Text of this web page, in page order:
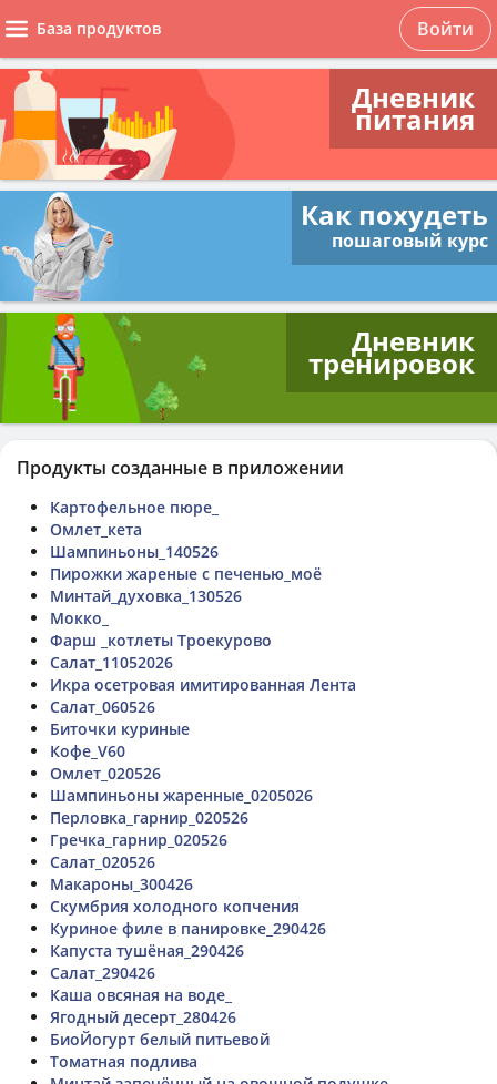
База продуктов Войти
Дневник
питания
Как похудеть
пошаговый курс
Дневник
тренировок
Продукты созданные в приложении
Картофельное пюре_
Омлет_кета
Шампиньоны_140526
Пирожки жареные с печенью_моё
Минтай_духовка_130526
Мокко_
Фарш _котлеты Троекурово
Салат_11052026
Икра осетровая имитированная Лента
Салат_060526
Биточки куриные
Кофе_V60
Омлет_020526
Шампиньоны жаренные_0205026
Перловка_гарнир_020526
Гречка_гарнир_020526
Салат_020526
Макароны_300426
Скумбрия холодного копчения
Куриное филе в панировке_290426
Капуста тушёная_290426
Салат_290426
Каша овсяная на воде_
Ягодный десерт_280426
БиоЙогурт белый питьевой
Томатная подлива